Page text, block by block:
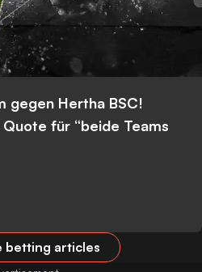
gegen Hertha BSC!
für “beide Teams
betting articles